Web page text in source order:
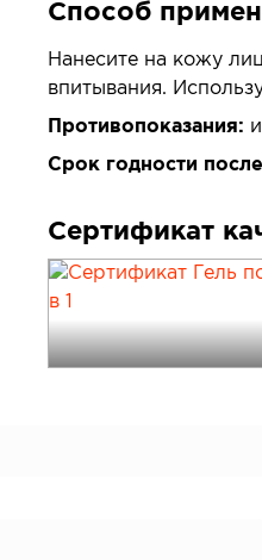
Способ
Нанесите на кожу
впитывания.
Противопоказания:
Срок годности
Сертификат